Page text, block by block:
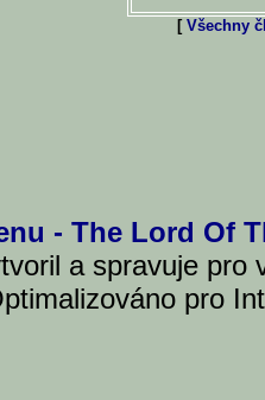
[ Všechny
- The Lord Of
a spravuje pro
pro